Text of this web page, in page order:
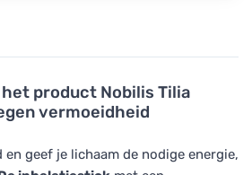
product Nobilis Tilia
vermoeidheid
en geef je lichaam de nodige energie,